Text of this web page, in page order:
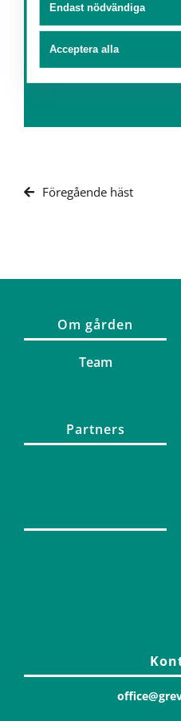
Föregående häst
Om gården
Team
Partners
Endast nödvändiga
Acceptera alla